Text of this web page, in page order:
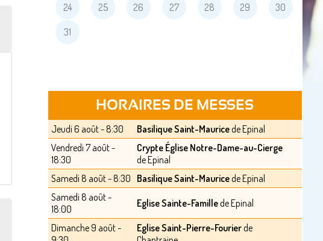
24 25 26 27 28 29 30
31
HORAIRES DE MESSES
Jeudi 6 août - 8:30 Basilique Saint-Mauricede Epinal
Vendredi 7 août -
18:30
Crypte Église Notre-Dame-au-Cierge
de Epinal
Samedi 8 août - 8:30 Basilique Saint-Mauricede Epinal
Samedi 8 août -
18:00
Eglise Sainte-Famillede Epinal
Dimanche 9 août -
Eglise Saint-Pierre-Fourierde